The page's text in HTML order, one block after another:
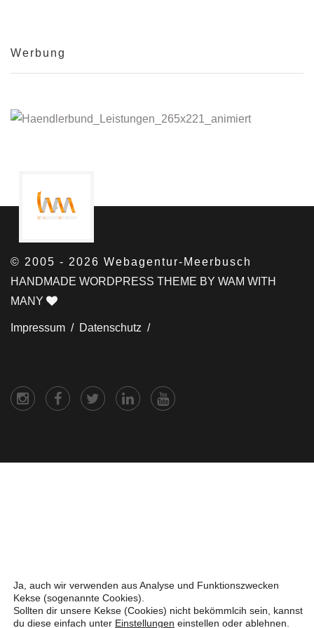
Werbung
© 2005 - 2026 Webagentur-Meerbusch
HANDMADE WORDPRESS THEME BY WAM WITH
MANY
Impressum / Datenschutz /
Ja, auch wir verwenden aus Analyse und Funktionszwecken
Kekse (sogenannte Cookies).
Sollten dir unsere Kekse (Cookies) nicht bekömmlcih sein, kannst
du diese einfach unter Einstellungen einstellen oder ablehnen.